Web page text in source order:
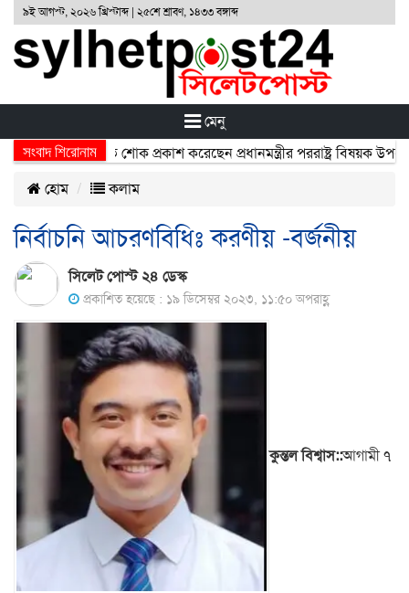
৯ই আগস্ট, ২০২৬ খ্রিস্টাব্দ | ২৫শে শ্রাবণ, ১৪৩৩ বঙ্গাব্দ
মেনু
সংবাদ শিরোনাম
নিহতদের প্রতি শোক প্রকাশ করেছেন প্রধানমন্ত্রীর পররাষ্ট্র বিষয়ক উপদেষ্টা
হোম
কলাম
নির্বাচনি আচরণবিধিঃ করণীয় -বর্জনীয়
সিলেট পোস্ট ২৪ ডেস্ক
প্রকাশিত হয়েছে : ১৯ ডিসেম্বর ২০২৩, ১১:৫০ অপরাহ্ণ
কুন্তল বিশ্বাস::আগামী ৭